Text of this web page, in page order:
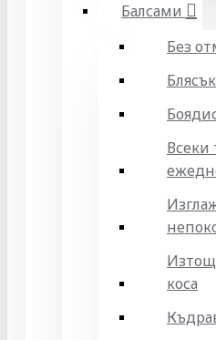
Балсами
Без
Блясък
Всеки
коса